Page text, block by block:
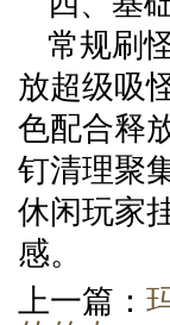
常规刷
放超级吸
色配合释
钉清理聚
休闲玩家
感。
上一篇：